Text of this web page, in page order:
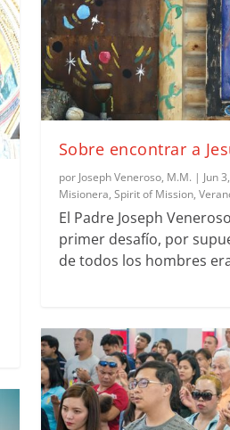
Sobre encontrar a
por Joseph Veneroso, M.M. | Jun
Misionera, Spirit of Mission,
El Padre Joseph
primer desafío, por
de todos los hombres